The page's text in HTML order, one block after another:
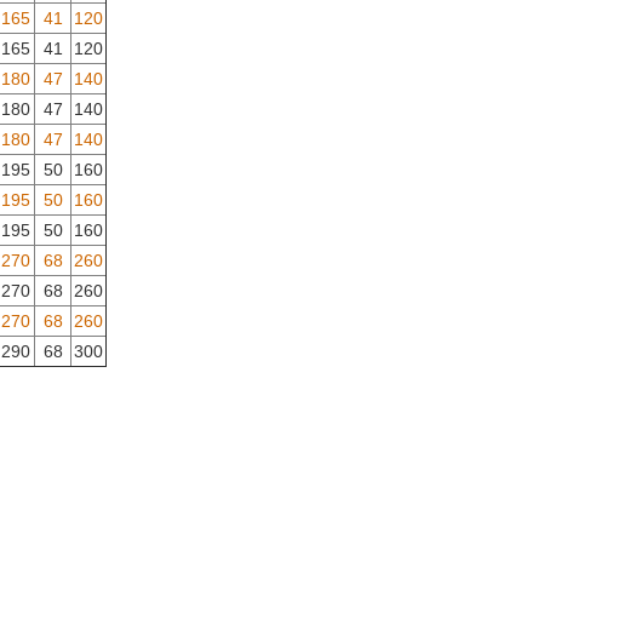
165 41
120
165 41
120
180 47
140
180 47
140
180 47
140
195 50
160
195 50
160
195 50
160
270 68 260
270 68
260
270 68 260
290 68 300